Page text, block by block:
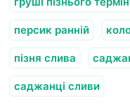
персик ранній
пізня слива
саджанці сливи